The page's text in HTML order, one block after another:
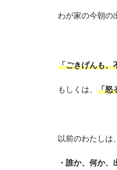
わが家の今朝の
「ごきげんも、
もしくは、 「怒
以前のわたしは、
・誰か、何か